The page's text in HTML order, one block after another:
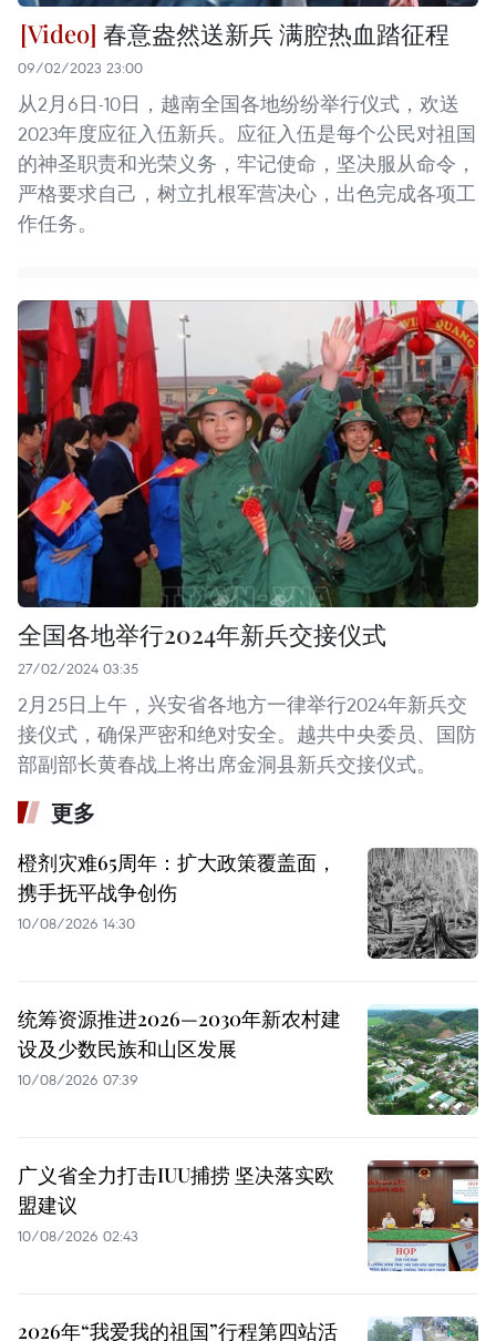
春意盎然送新兵 满腔热血踏征程
09/02/2023 23:00
从2月6日-10日，越南全国各地纷纷举行仪式，欢送
2023年度应征入伍新兵。应征入伍是每个公民对祖国
的神圣职责和光荣义务，牢记使命，坚决服从命令，
严格要求自己，树立扎根军营决心，出色完成各项工
作任务。
全国各地举行2024年新兵交接仪式
27/02/2024 03:35
2月25日上午，兴安省各地方一律举行2024年新兵交
接仪式，确保严密和绝对安全。越共中央委员、国防
部副部长黄春战上将出席金洞县新兵交接仪式。
更多
橙剂灾难65周年：扩大政策覆盖面，
携手抚平战争创伤
10/08/2026 14:30
统筹资源推进2026—2030年新农村建
设及少数民族和山区发展
10/08/2026 07:39
广义省全力打击IUU捕捞 坚决落实欧
盟建议
10/08/2026 02:43
2026年“我爱我的祖国”行程第四站活